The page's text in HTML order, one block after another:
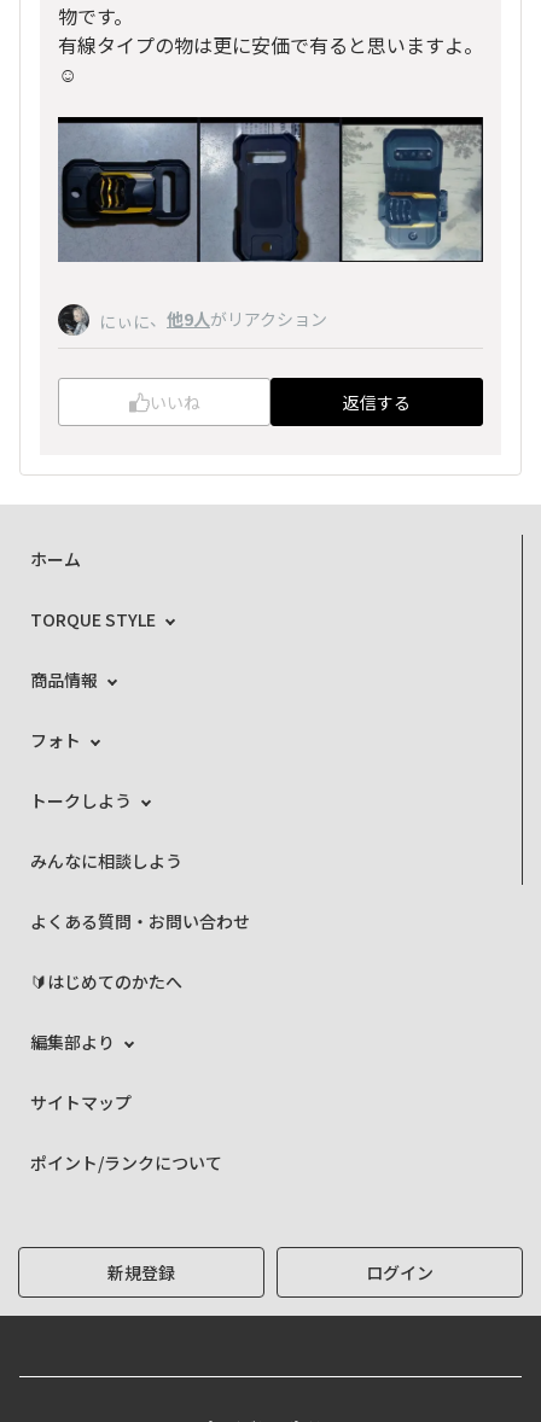
物です。
有線タイプの物は更に安価で有ると思いますよ。
☺️
にぃに、 他9人がリアクション
いいね 返信する
ホーム
TORQUE STYLE
商品情報
フォト
トークしよう
みんなに相談しよう
よくある質問・お問い合わせ
🔰はじめてのかたへ
編集部より
サイトマップ
ポイント/ランクについて
新規登録 ログイン